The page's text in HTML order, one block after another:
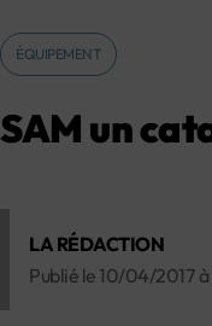
ÉQUIPEMENT
SAM un
LA RÉDACTION
Publié le 10/04/2017 à